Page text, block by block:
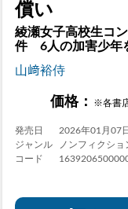
償い
綾瀬女子高校生コ
件 6人の加害少年
山﨑裕侍
価格： ※各書
発売日
2026年01月07日
ジャンル
ノンフィクショ
コード